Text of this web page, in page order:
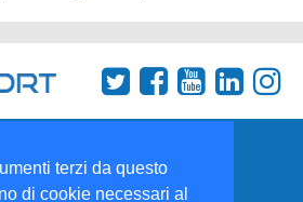
terzi da questo
di cookie necessari al